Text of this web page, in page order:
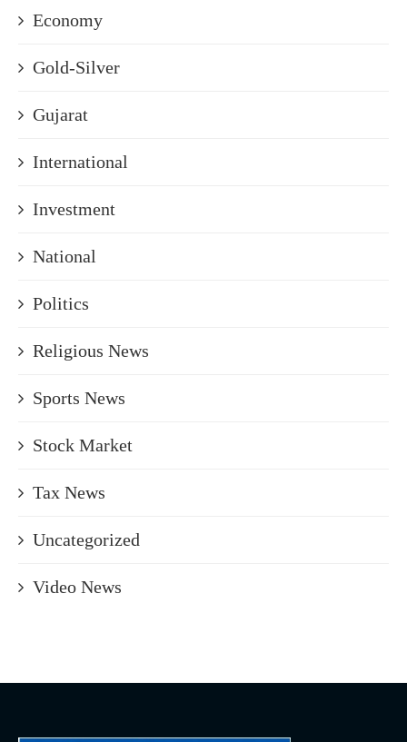
Economy
Gold-Silver
Gujarat
International
Investment
National
Politics
Religious News
Sports News
Stock Market
Tax News
Uncategorized
Video News